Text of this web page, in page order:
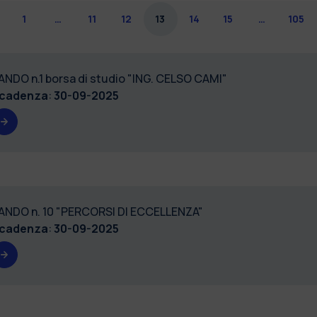
1 … 11 12 13 14 15 … 105
n.1 borsa di studio "ING. CELSO CAMI"
: 30-09-2025
n. 10 "PERCORSI DI ECCELLENZA"
: 30-09-2025